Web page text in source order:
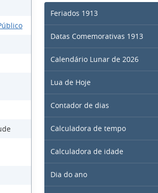
Feriados 1913
Datas Comemorativas 1913
Calendário Lunar de 2026
Lua de Hoje
Contador de dias
Calculadora de tempo
Calculadora de idade
Dia do ano